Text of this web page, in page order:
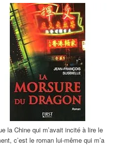
la Chine qui m’avait incité à lire le
c’est le roman lui-même qui m’a